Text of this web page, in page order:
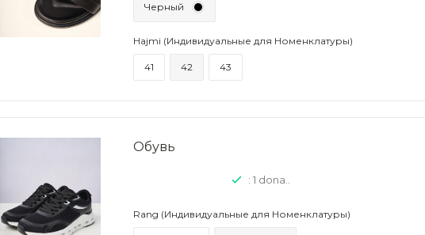
Черный
Hajmi (Индивидуальные для Номенклатуры)
41 42 43
Обувь
: 1 dona..
Rang (Индивидуальные для Номенклатуры)